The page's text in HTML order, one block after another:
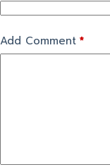
Add Comment *